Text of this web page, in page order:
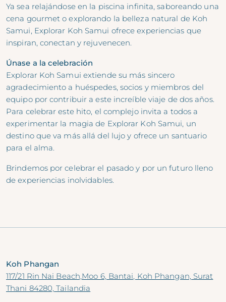
Ya sea relajándose en la piscina infinita, saboreando una
cena gourmet o explorando la belleza natural de Koh
Samui, Explorar Koh Samui ofrece experiencias que
inspiran, conectan y rejuvenecen.
Únase a la celebración
Explorar Koh Samui extiende su más sincero
agradecimiento a huéspedes, socios y miembros del
equipo por contribuir a este increíble viaje de dos años.
Para celebrar este hito, el complejo invita a todos a
experimentar la magia de Explorar Koh Samui, un
destino que va más allá del lujo y ofrece un santuario
para el alma.
Brindemos por celebrar el pasado y por un futuro lleno
de experiencias inolvidables.
Koh Phangan
117/21 Rin Nai Beach,Moo 6, Bantai, Koh Phangan, Surat
Thani 84280, Tailandia